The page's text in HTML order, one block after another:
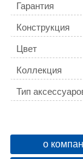
Гарантия
Конструкция
Цвет
Коллекция
Тип
Название
ID
о